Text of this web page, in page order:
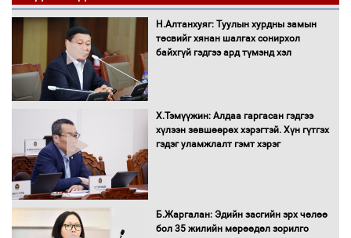
Автобензин, дизель түлшний онцгой
албан татварыг тэглэлээ
Санхүүгийн хэмнэлтийн горимд эрүүл
мэндийн салбар хамаарахгүй
Нөөцийн махны худалдаа,
борлуулалтыг нээлттэй ил тод
Н.Алтанхуяг: Туулын хурдны замын
төсвийг хянан шалгах сонирхол
байхгүй гэдгээ ард түмэнд хэл
Х.Тэмүүжин: Алдаа гаргасан гэдгээ
хүлээн зөвшөөрөх хэрэгтэй. Хүн гүтгэх
гэдэг уламжлалт гэмт хэрэг
Б.Жаргалан: Эдийн засгийн эрх чөлөө
бол 35 жилийн мөрөөдөл зорилго